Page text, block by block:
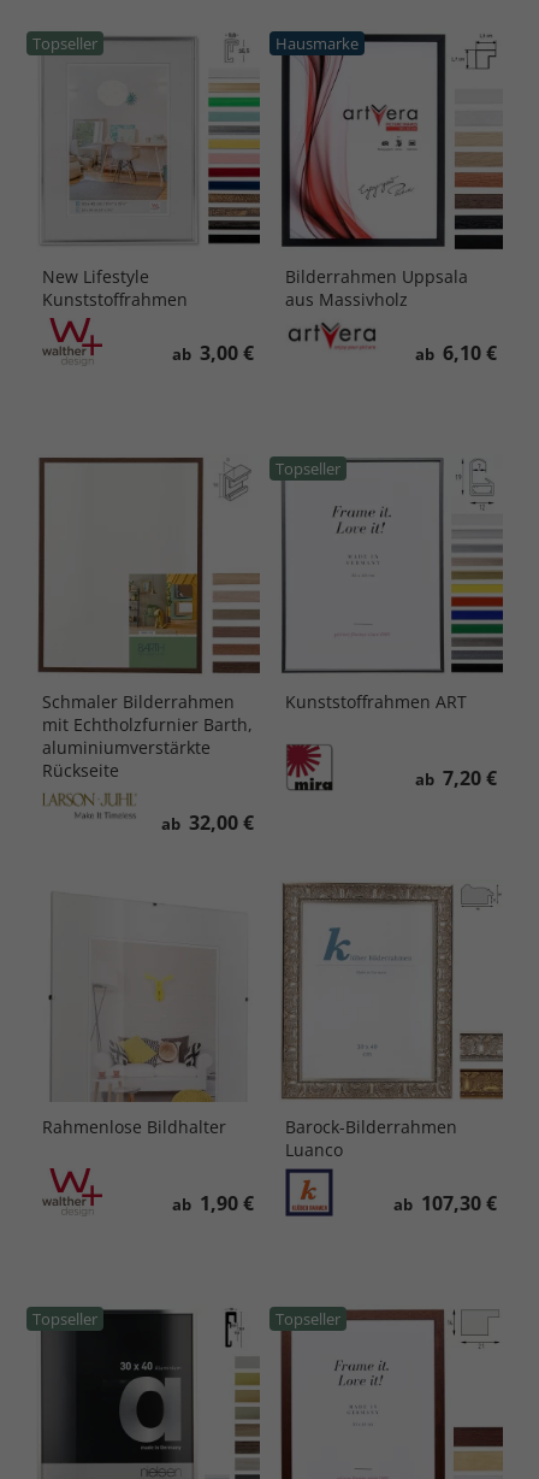
Topseller
New Lifestyle
Kunststoffrahmen
ab 3,00 €
Hausmarke
Bilderrahmen Uppsala
aus Massivholz
ab 6,10 €
Schmaler Bilderrahmen
mit Echtholzfurnier Barth,
aluminiumverstärkte
Rückseite
ab 32,00 €
Topseller
Kunststoffrahmen ART
ab 7,20 €
Rahmenlose Bildhalter
ab 1,90 €
Barock-Bilderrahmen
Luanco
ab 107,30 €
Topseller Topseller